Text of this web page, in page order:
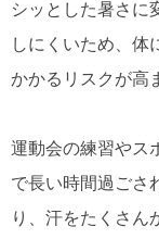
シッとした暑さに
しにくいため、体
かかるリスクが高
運動会の練習やス
で長い時間過ごさ
り、汗をたくさん